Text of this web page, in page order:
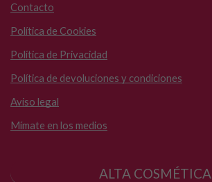
Contacto
Política de Cookies
Política de Privacidad
Política de devoluciones y condiciones
Aviso legal
Mímate en los medios
ALTA COSMÉTICA